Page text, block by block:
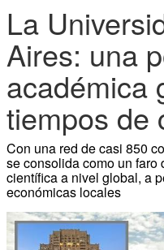
La
Aires: una
académica
tiempos de
Con una red de casi 850
se consolida como un
científica a nivel global, a
económicas locales